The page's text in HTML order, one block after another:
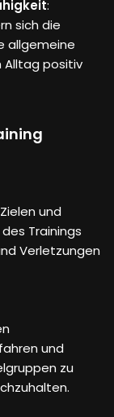
:
sich die
allgemeine
Alltag positiv
und
Trainings
Verletzungen
und
zu